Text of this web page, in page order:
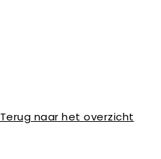
Terug naar het overzicht